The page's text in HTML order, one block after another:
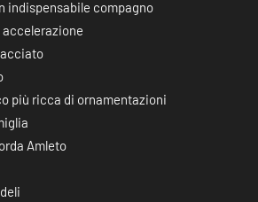
indispensabile compagno
accelerazione
più ricca di ornamentazioni
Amleto